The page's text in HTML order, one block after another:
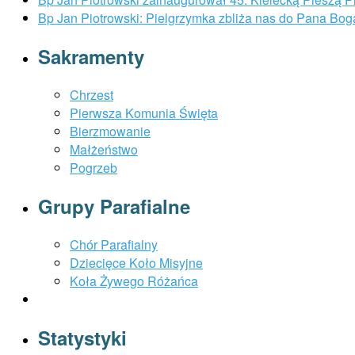
Bp Jan Piotrowski: Pielgrzymka zbliża nas do Pana
Sakramenty
Chrzest
Pierwsza Komunia Święta
Bierzmowanie
Małżeństwo
Pogrzeb
Grupy Parafialne
Chór Parafialny
Dziecięce Koło Misyjne
Koła Żywego Różańca
Statystyki